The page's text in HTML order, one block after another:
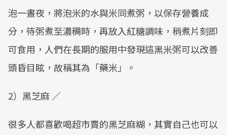
泡一晝夜，將泡米的水與米同煮粥，以保存營養成
分，待粥煮至濃稠時，再放入紅糖調味，稍煮片刻即
可食用，人們在長期的服用中發現這黑米粥可以改善
頭昏目眩，故稱其為「藥米」。
2）黑芝麻 ／
很多人都喜歡喝超市賣的黑芝麻糊，其實自己也可以